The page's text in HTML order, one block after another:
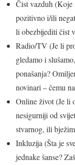
Čist vazduh (Koje
pozitivno i/ili
li obezbijediti čist
Radio/TV (Je li
gledamo i
ponašanja?
novinari – čemu
Online život (Je li
nesigurniji od
stvarnog, ili
Inkluzija (Šta je
jednake šanse?